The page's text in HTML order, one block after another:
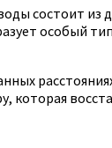
состоит
особый